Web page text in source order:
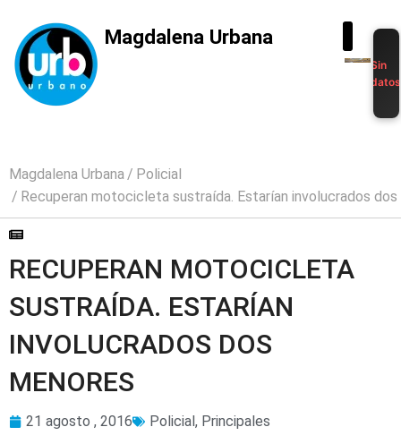
Magdalena Urbana
Sin
datos
Magdalena Urbana
Policial
Recuperan motocicleta sustraída. Estarían involucrados dos
RECUPERAN MOTOCICLETA
SUSTRAÍDA. ESTARÍAN
INVOLUCRADOS DOS
MENORES
21 agosto , 2016 Policial, Principales